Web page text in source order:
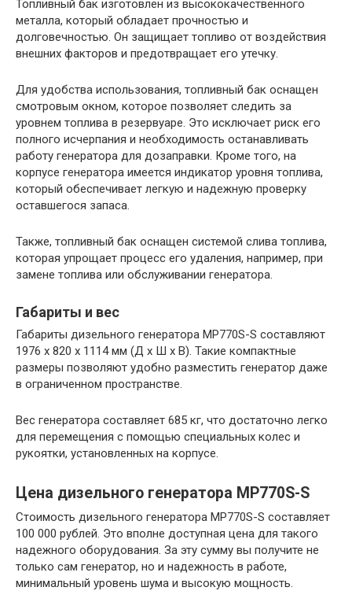
Топливный бак изготовлен из высококачественного
металла, который обладает прочностью и
долговечностью. Он защищает топливо от воздействия
внешних факторов и предотвращает его утечку.
Для удобства использования, топливный бак оснащен
смотровым окном, которое позволяет следить за
уровнем топлива в резервуаре. Это исключает риск его
полного исчерпания и необходимость останавливать
работу генератора для дозаправки. Кроме того, на
корпусе генератора имеется индикатор уровня топлива,
который обеспечивает легкую и надежную проверку
оставшегося запаса.
Также, топливный бак оснащен системой слива топлива,
которая упрощает процесс его удаления, например, при
замене топлива или обслуживании генератора.
Габариты и вес
Габариты дизельного генератора MP770S-S составляют
1976 x 820 x 1114 мм (Д x Ш x В). Такие компактные
размеры позволяют удобно разместить генератор даже
в ограниченном пространстве.
Вес генератора составляет 685 кг, что достаточно легко
для перемещения с помощью специальных колес и
рукоятки, установленных на корпусе.
Цена дизельного генератора MP770S-S
Стоимость дизельного генератора MP770S-S составляет
100 000 рублей. Это вполне доступная цена для такого
надежного оборудования. За эту сумму вы получите не
только сам генератор, но и надежность в работе,
минимальный уровень шума и высокую мощность.